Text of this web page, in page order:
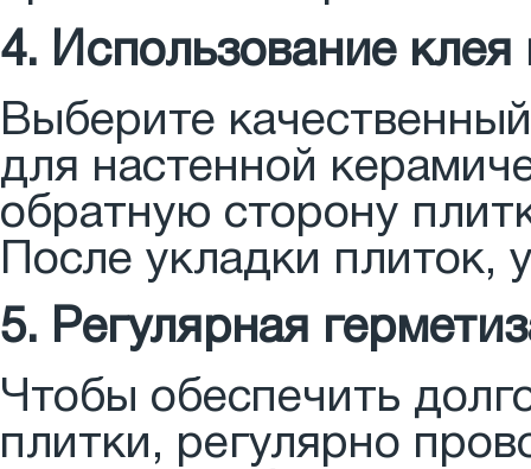
4. Использование клея
Выберите
для настенной
обратную сторону
После укладки плиток,
5. Регулярная
Чтобы обеспечить
плитки, регулярно